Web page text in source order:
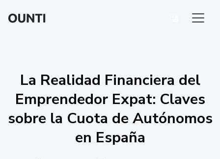
La Realidad Financiera del
Emprendedor Expat: Claves
sobre la Cuota de Autónomos
en España